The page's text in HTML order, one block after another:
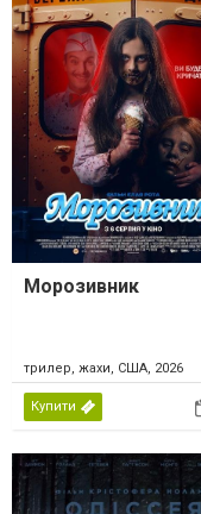
Морозивник
трилер, жахи, США, 2026
Купити